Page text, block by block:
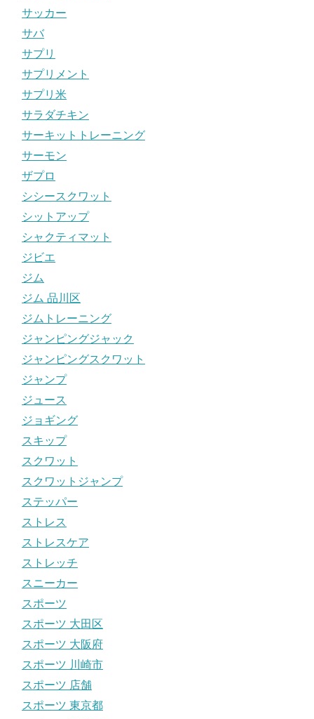
サッカー
サバ
サプリ
サプリメント
サプリ米
サラダチキン
サーキットトレーニング
サーモン
ザプロ
シシースクワット
シットアップ
シャクティマット
ジビエ
ジム
ジム 品川区
ジムトレーニング
ジャンピングジャック
ジャンピングスクワット
ジャンプ
ジュース
ジョギング
スキップ
スクワット
スクワットジャンプ
ステッパー
ストレス
ストレスケア
ストレッチ
スニーカー
スポーツ
スポーツ 大田区
スポーツ 大阪府
スポーツ 川崎市
スポーツ 店舗
スポーツ 東京都